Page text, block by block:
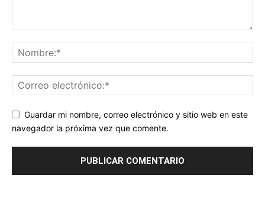
Guardar mi nombre, correo electrónico y sitio web en este
navegador la próxima vez que comente.